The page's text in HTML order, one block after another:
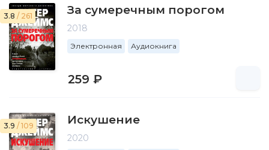
3.8 / 261 За сумеречным порогом
2018
Электронная Аудиокнига
259 ₽
3.9 / 109 Искушение
2020